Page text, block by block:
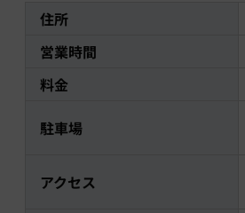
住所
営業時間
料金
駐車場
アクセス